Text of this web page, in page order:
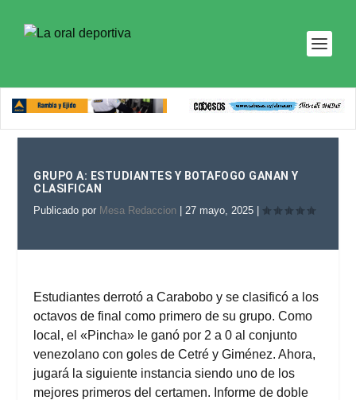
GRUPO A: ESTUDIANTES Y BOTAFOGO GANAN Y
CLASIFICAN
Publicado por Mesa Redaccion |27 mayo, 2025
Estudiantes derrotó a Carabobo y se clasificó a los
octavos de final como primero de su grupo. Como
local, el «Pincha» le ganó por 2 a 0 al conjunto
venezolano con goles de Cetré y Giménez. Ahora,
jugará la siguiente instancia siendo uno de los
mejores primeros del certamen. Informe dedoble